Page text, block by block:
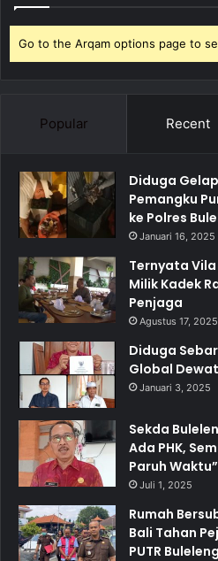
Go to the Arqam options page to
Popular Recent
Diduga
Pemangku
ke Polres
Januari 16, 2025
Ternyata
Milik Kadek
Penjaga
Agustus 17, 2025
Diduga
Global
Januari 3, 2025
Sekda
Ada PHK,
Paruh Waktu”
Juli 1, 2025
Rumah
Bali Tahan
PUTR Buleleng